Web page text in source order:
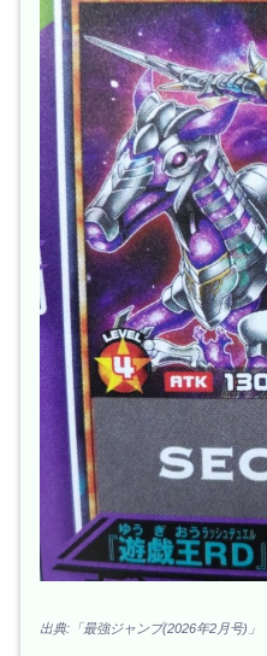
出典:「最強ジャンプ(2026年2月号)」